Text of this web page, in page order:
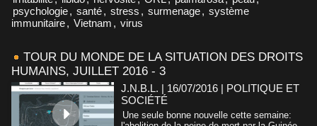
psychologie, santé, stress , surmenage, système
immunitaire, Vietnam , virus
TOUR DU MONDE DE LA SITUATION DES DROITS
HUMAINS, JUILLET 2016 - 3
J.N.B.L. | 16/07/2016 | POLITIQUE ET
SOCIÉTÉ
Une seule bonne nouvelle cette semaine: